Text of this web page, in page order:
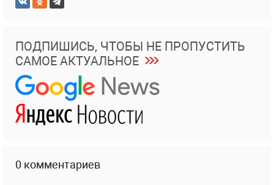
ПОДПИШИСЬ, ЧТОБЫ НЕ ПРОПУСТИТЬ
САМОЕ АКТУАЛЬНОЕ
0 комментариев